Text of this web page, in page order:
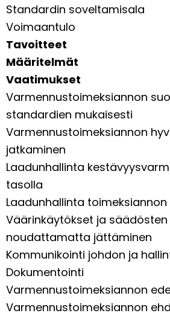
Standardin soveltamisala
Voimaantulo
Tavoitteet
Määritelmät
Vaatimukset
Varmennustoimeksiannon
standardien mukaisesti
Varmennustoimeksiannon
jatkaminen
Laadunhallinta
tasolla
Laadunhallinta
Väärinkäytökset ja
noudattamatta jättäminen
Kommunikointi johdon ja
Dokumentointi
Varmennustoimeksiannon
Varmennustoimeksiannon